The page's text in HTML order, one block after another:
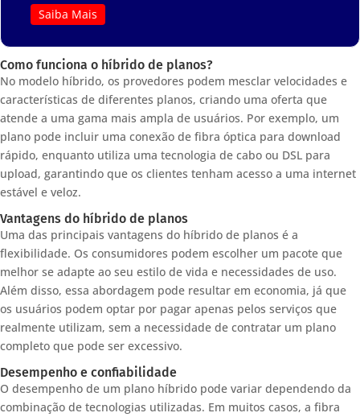
Saiba Mais
Como funciona o híbrido de planos?
No modelo híbrido, os provedores podem mesclar velocidades e
características de diferentes planos, criando uma oferta que
atende a uma gama mais ampla de usuários. Por exemplo, um
plano pode incluir uma conexão de fibra óptica para download
rápido, enquanto utiliza uma tecnologia de cabo ou DSL para
upload, garantindo que os clientes tenham acesso a uma internet
estável e veloz.
Vantagens do híbrido de planos
Uma das principais vantagens do híbrido de planos é a
flexibilidade. Os consumidores podem escolher um pacote que
melhor se adapte ao seu estilo de vida e necessidades de uso.
Além disso, essa abordagem pode resultar em economia, já que
os usuários podem optar por pagar apenas pelos serviços que
realmente utilizam, sem a necessidade de contratar um plano
completo que pode ser excessivo.
Desempenho e confiabilidade
O desempenho de um plano híbrido pode variar dependendo da
combinação de tecnologias utilizadas. Em muitos casos, a fibra